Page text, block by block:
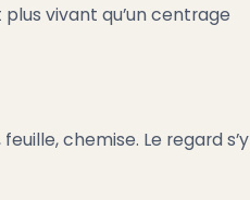
vivant qu’un centrage
chemise. Le regard s’y